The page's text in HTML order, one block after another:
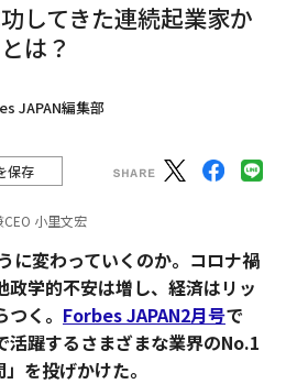
してきた連続起業家か
は？
JAPAN編集部
保存
小里文宏
に変わっていくのか。コロナ禍
政学的不安は増し、経済はリッ
く。 Forbes JAPAN2月号で
活躍するさまざまな業界のNo.1
を投げかけた。